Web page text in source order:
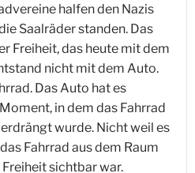
halfen den Nazis
Saalräder standen. Das
Freiheit, das heute mit dem
nicht mit dem Auto.
Das Auto hat es
in dem das Fahrrad
wurde. Nicht weil es
Fahrrad aus dem Raum
sichtbar war.